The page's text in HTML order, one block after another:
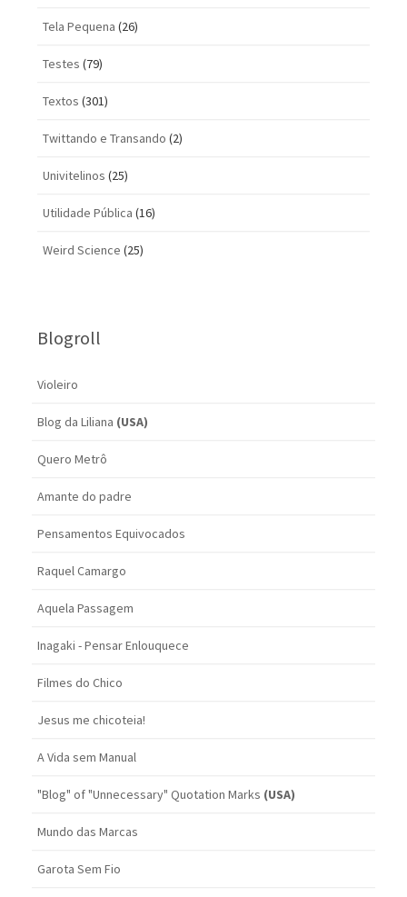
Tela Pequena (26)
Testes (79)
Textos (301)
Twittando e Transando (2)
Univitelinos (25)
Utilidade Pública (16)
Weird Science (25)
Blogroll
Violeiro
Blog da Liliana (USA)
Quero Metrô
Amante do padre
Pensamentos Equivocados
Raquel Camargo
Aquela Passagem
Inagaki - Pensar Enlouquece
Filmes do Chico
Jesus me chicoteia!
A Vida sem Manual
"Blog" of "Unnecessary" Quotation Marks (USA)
Mundo das Marcas
Garota Sem Fio